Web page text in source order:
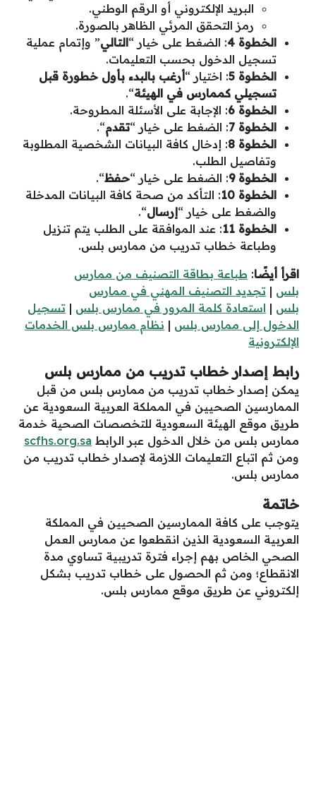
البريد الإلكتروني أو الرقم الوطني.
رمز التحقق المرئي الظاهر بالصورة.
الخطوة 4
: الضغط على خيار “التالي” وإتمام عملية
تسجيل الدخول بحسب التعليمات.
الخطوة 5
: اختيار “أرغب بالبدء بأول خطورة قبل
تسجيلي كممارس في الهيئة“.
الخطوة 6
: الإجابة على الأسئلة المطروحة.
الخطوة 7
: الضغط على خيار “تقدم“.
الخطوة 8
: إدخال كافة البيانات الشخصية المطلوبة
وتفاصيل الطلب.
الخطوة 9 : الضغط على خيار “حفظ“.
الخطوة 10
: التأكد من صحة كافة البيانات المدخلة
والضغط على خيار “إرسال“.
الخطوة 11
: عند الموافقة على الطلب يتم تنزيل
وطباعة خطاب تدريب من ممارس بلس.
اقرأ أيضًا: طباعة بطاقة التصنيف من ممارس
بلس | تجديد التصنيف المهني في ممارس
بلس | استعادة كلمة المرور في ممارس بلس | تسجيل
الدخول إلى ممارس بلس | نظام ممارس بلس الخدمات
الإلكترونية
رابط إصدار خطاب تدريب من ممارس بلس
يمكن إصدار خطاب تدريب من ممارس بلس من قبل
الممارسين الصحيين في المملكة العربية السعودية عن
طريق موقع الهيئة السعودية للتخصصات الصحية خدمة
ممارس بلس من خلال الدخول عبر الرابط scfhs.org.sa
ومن ثم اتباع التعليمات اللازمة لإصدار خطاب تدريب من
ممارس بلس.
خاتمة
يتوجب على كافة الممارسين الصحيين في المملكة
العربية السعودية الذين انقطعوا عن ممارس العمل
الصحي الخاص بهم إجراء فترة تدريبية تساوي مدة
الانقطاع؛ ومن ثم الحصول على خطاب تدريب بشكل
إلكتروني عن طريق موقع ممارس بلس.